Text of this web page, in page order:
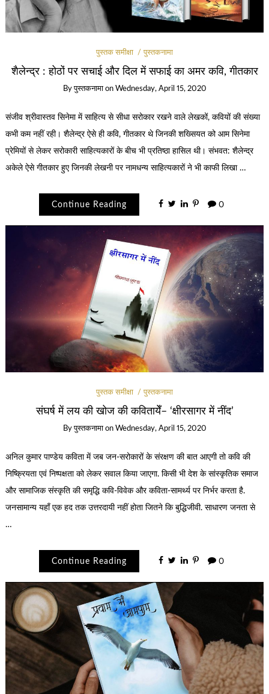
पुस्तक समीक्षा पुस्तकनामा
शैलेन्द्र : होठों पर सचाई और दिल में सफाई का अमर कवि, गीतकार
Byपुस्तकनामा on Wednesday, April 15, 2020
संजीव श्रीवास्तव सिनेमा में साहित्य से सीधा सरोकार रखने वाले लेखकों, कवियों की संख्या
कभी कम नहीं रही। शैलेन्द्र ऐसे ही कवि, गीतकार थे जिनकी शख्सियत को आम सिनेमा
प्रेमियों से लेकर सरोकारी साहित्यकारों के बीच भी प्रतिष्ठा हासिल थी। संभवत: शैलेन्द्र
अकेले ऐसे गीतकार हुए जिनकी लेखनी पर नामधन्य साहित्यकारों ने भी काफी लिखा …
Continue Reading 0
पुस्तक समीक्षा पुस्तकनामा
संघर्ष में लय की खोज की कवितायेँ– ‘क्षीरसागर में नींद’
Byपुस्तकनामा on Wednesday, April 15, 2020
अनिल कुमार पाण्डेय कविता में जब जन-सरोकारों के संरक्षण की बात आएगी तो कवि की
निष्क्रियता एवं निष्पक्षता को लेकर सवाल किया जाएगा. किसी भी देश के सांस्कृतिक समाज
और सामाजिक संस्कृति की समृद्धि कवि-विवेक और कविता-सामर्थ्य पर निर्भर करता है.
जनसामान्य यहाँ एक हद तक उत्तरदायी नहीं होता जितने कि बुद्धिजीवी. साधारण जनता से
…
Continue Reading 0